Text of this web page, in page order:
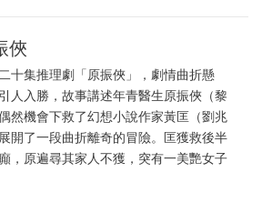
俠
十集推理劇「原振俠」，劇情曲折懸
人入勝，故事講述年青醫生原振俠（黎
然機會下救了幻想小說作家黃匡（劉兆
開了一段曲折離奇的冒險。匡獲救後半
，原遍尋其家人不獲，突有一美艷女子